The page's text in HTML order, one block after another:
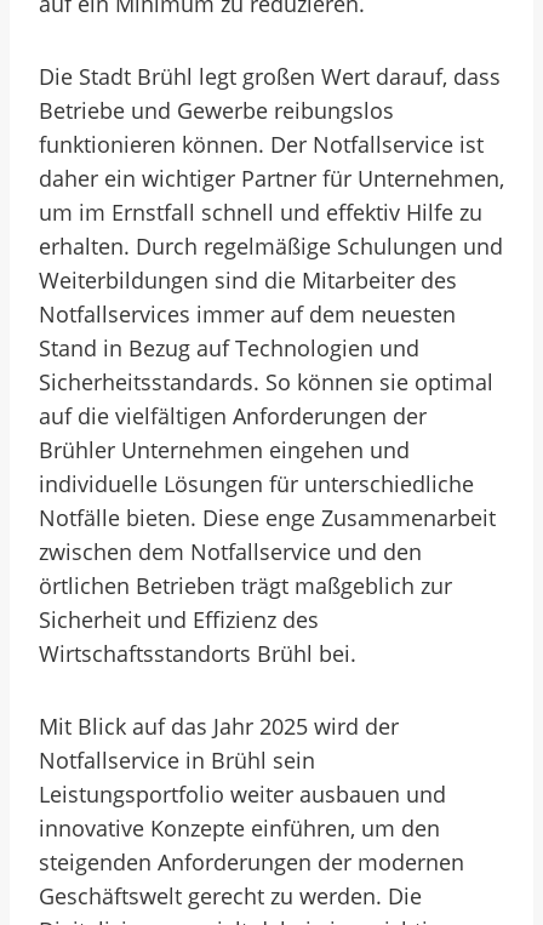
Die Stadt Brühl legt großen Wert darauf, dass
Betriebe und Gewerbe reibungslos
funktionieren können. Der Notfallservice ist
daher ein wichtiger Partner für Unternehmen,
um im Ernstfall schnell und effektiv Hilfe zu
erhalten. Durch regelmäßige Schulungen und
Weiterbildungen sind die Mitarbeiter des
Notfallservices immer auf dem neuesten
Stand in Bezug auf Technologien und
Sicherheitsstandards. So können sie optimal
auf die vielfältigen Anforderungen der
Brühler Unternehmen eingehen und
individuelle Lösungen für unterschiedliche
Notfälle bieten. Diese enge Zusammenarbeit
zwischen dem Notfallservice und den
örtlichen Betrieben trägt maßgeblich zur
Sicherheit und Effizienz des
Wirtschaftsstandorts Brühl bei.
Mit Blick auf das Jahr 2025 wird der
Notfallservice in Brühl sein
Leistungsportfolio weiter ausbauen und
innovative Konzepte einführen, um den
steigenden Anforderungen der modernen
Geschäftswelt gerecht zu werden. Die